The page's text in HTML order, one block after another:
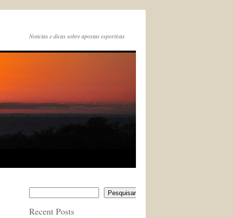
Noticias e dicas sobre apostas esportivas
Pesquisar
Recent Posts